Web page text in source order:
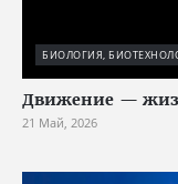
БИОЛОГИЯ,
Движение —
21 Май, 2026